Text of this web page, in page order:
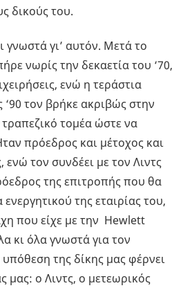
δικούς του.
γνωστά γι’ αυτόν. Μετά το
νωρίς την δεκαετία του ‘70,
ενώ η τεράστια
‘90 τον βρήκε ακριβώς στην
τομέα ώστε να
πρόεδρος και μέτοχος και
ενώ τον συνδέει με τον Λιντς
της επιτροπής που θα
της εταιρίας του,
που είχε με την Hewlett
κι όλα γνωστά για τον
της δίκης μας φέρνει
μας: ο Λιντς, ο μετεωρικός